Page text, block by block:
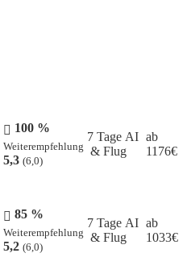
100 %
Weiterempfehlung
5,3 (6,0)
7 Tage AI
& Flug
ab
1176€
85 %
Weiterempfehlung
5,2 (6,0)
7 Tage AI
& Flug
ab
1033€